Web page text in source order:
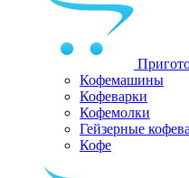
Кофемашины
Кофеварки
Кофемолки
Гейзерные
Кофе